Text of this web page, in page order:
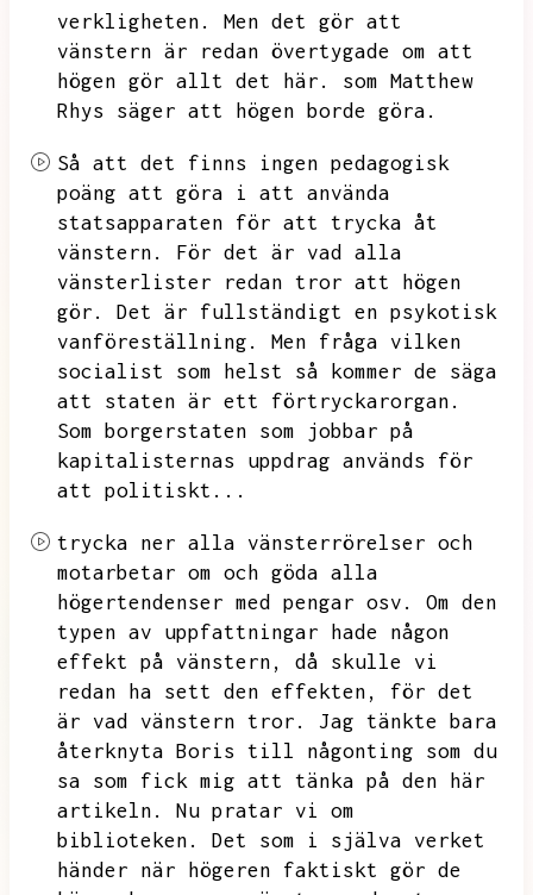
verkligheten.
Men det gör att
vänstern är redan övertygade om att
högen gör allt det här.
som Matthew
Rhys säger att högen borde göra.
Så att det finns ingen pedagogisk
poäng att göra i att använda
statsapparaten för att trycka åt
vänstern.
För det är vad alla
vänsterlister redan tror att högen
gör.
Det är fullständigt en psykotisk
vanföreställning.
Men fråga vilken
socialist som helst så kommer de säga
att staten är ett förtryckarorgan.
Som borgerstaten som jobbar på
kapitalisternas uppdrag används för
att politiskt...
trycka ner alla vänsterrörelser och
motarbetar om och göda alla
högertendenser med pengar osv.
Om den
typen av uppfattningar hade någon
effekt på vänstern,
då skulle vi
redan ha sett den effekten,
för det
är vad vänstern tror.
Jag tänkte bara
återknyta Boris till någonting som du
sa som fick mig att tänka på den här
artikeln.
Nu pratar vi om
biblioteken.
Det som i själva verket
händer när högeren faktiskt gör de